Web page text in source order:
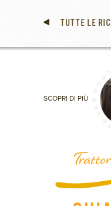
TUTTE LE
SCOPRI DI PIÙ